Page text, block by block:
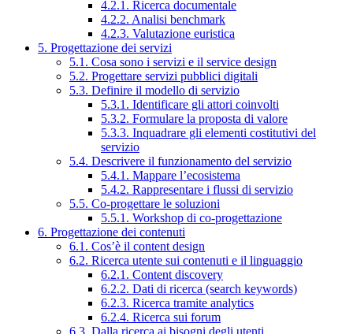
4.2.1. Ricerca documentale
4.2.2. Analisi benchmark
4.2.3. Valutazione euristica
5. Progettazione dei servizi
5.1. Cosa sono i servizi e il service design
5.2. Progettare servizi pubblici digitali
5.3. Definire il modello di servizio
5.3.1. Identificare gli attori coinvolti
5.3.2. Formulare la proposta di valore
5.3.3. Inquadrare gli elementi costitutivi del
servizio
5.4. Descrivere il funzionamento del servizio
5.4.1. Mappare l’ecosistema
5.4.2. Rappresentare i flussi di servizio
5.5. Co-progettare le soluzioni
5.5.1. Workshop di co-progettazione
6. Progettazione dei contenuti
6.1. Cos’è il content design
6.2. Ricerca utente sui contenuti e il linguaggio
6.2.1. Content discovery
6.2.2. Dati di ricerca (search keywords)
6.2.3. Ricerca tramite analytics
6.2.4. Ricerca sui forum
6.3. Dalla ricerca ai bisogni degli utenti